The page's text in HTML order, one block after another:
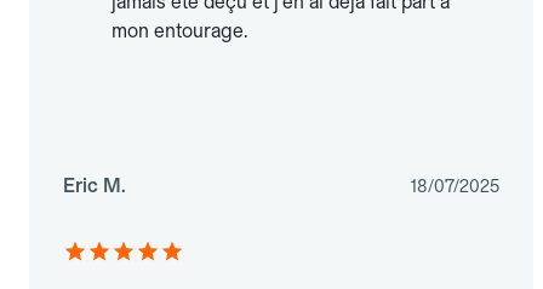
mon entourage.
Eric M. 18/07/2025